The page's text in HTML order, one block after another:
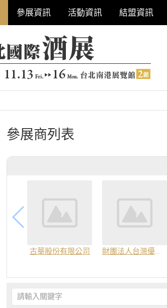
參展資訊 活動資訊 結盟資訊
參展商列表
古華股份有限公司 財團法人台灣優良農產品發展協會